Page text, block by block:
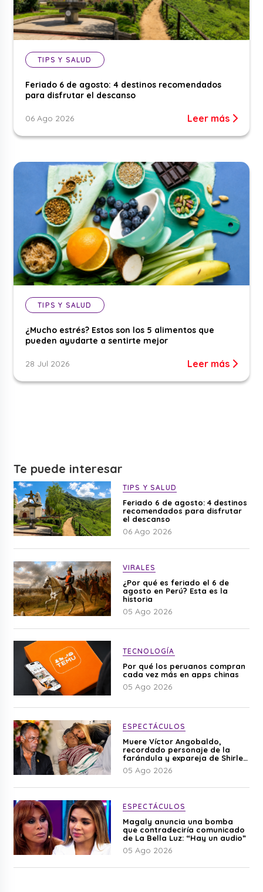
TIPS Y SALUD
Feriado 6 de agosto: 4 destinos recomendados
para disfrutar el descanso
06 Ago 2026 Leer más
TIPS Y SALUD
¿Mucho estrés? Estos son los 5 alimentos que
pueden ayudarte a sentirte mejor
28 Jul 2026 Leer más
Te puede interesar
TIPS Y SALUD
Feriado 6 de agosto: 4 destinos
recomendados para disfrutar
el descanso
06 Ago 2026
VIRALES
¿Por qué es feriado el 6 de
agosto en Perú? Esta es la
historia
05 Ago 2026
TECNOLOGÍA
Por qué los peruanos compran
cada vez más en apps chinas
05 Ago 2026
ESPECTÁCULOS
Muere Víctor Angobaldo,
recordado personaje de la
farándula y expareja de Shirley
Cherres
05 Ago 2026
ESPECTÁCULOS
Magaly anuncia una bomba
que contradeciría comunicado
de La Bella Luz: “Hay un audio”
05 Ago 2026